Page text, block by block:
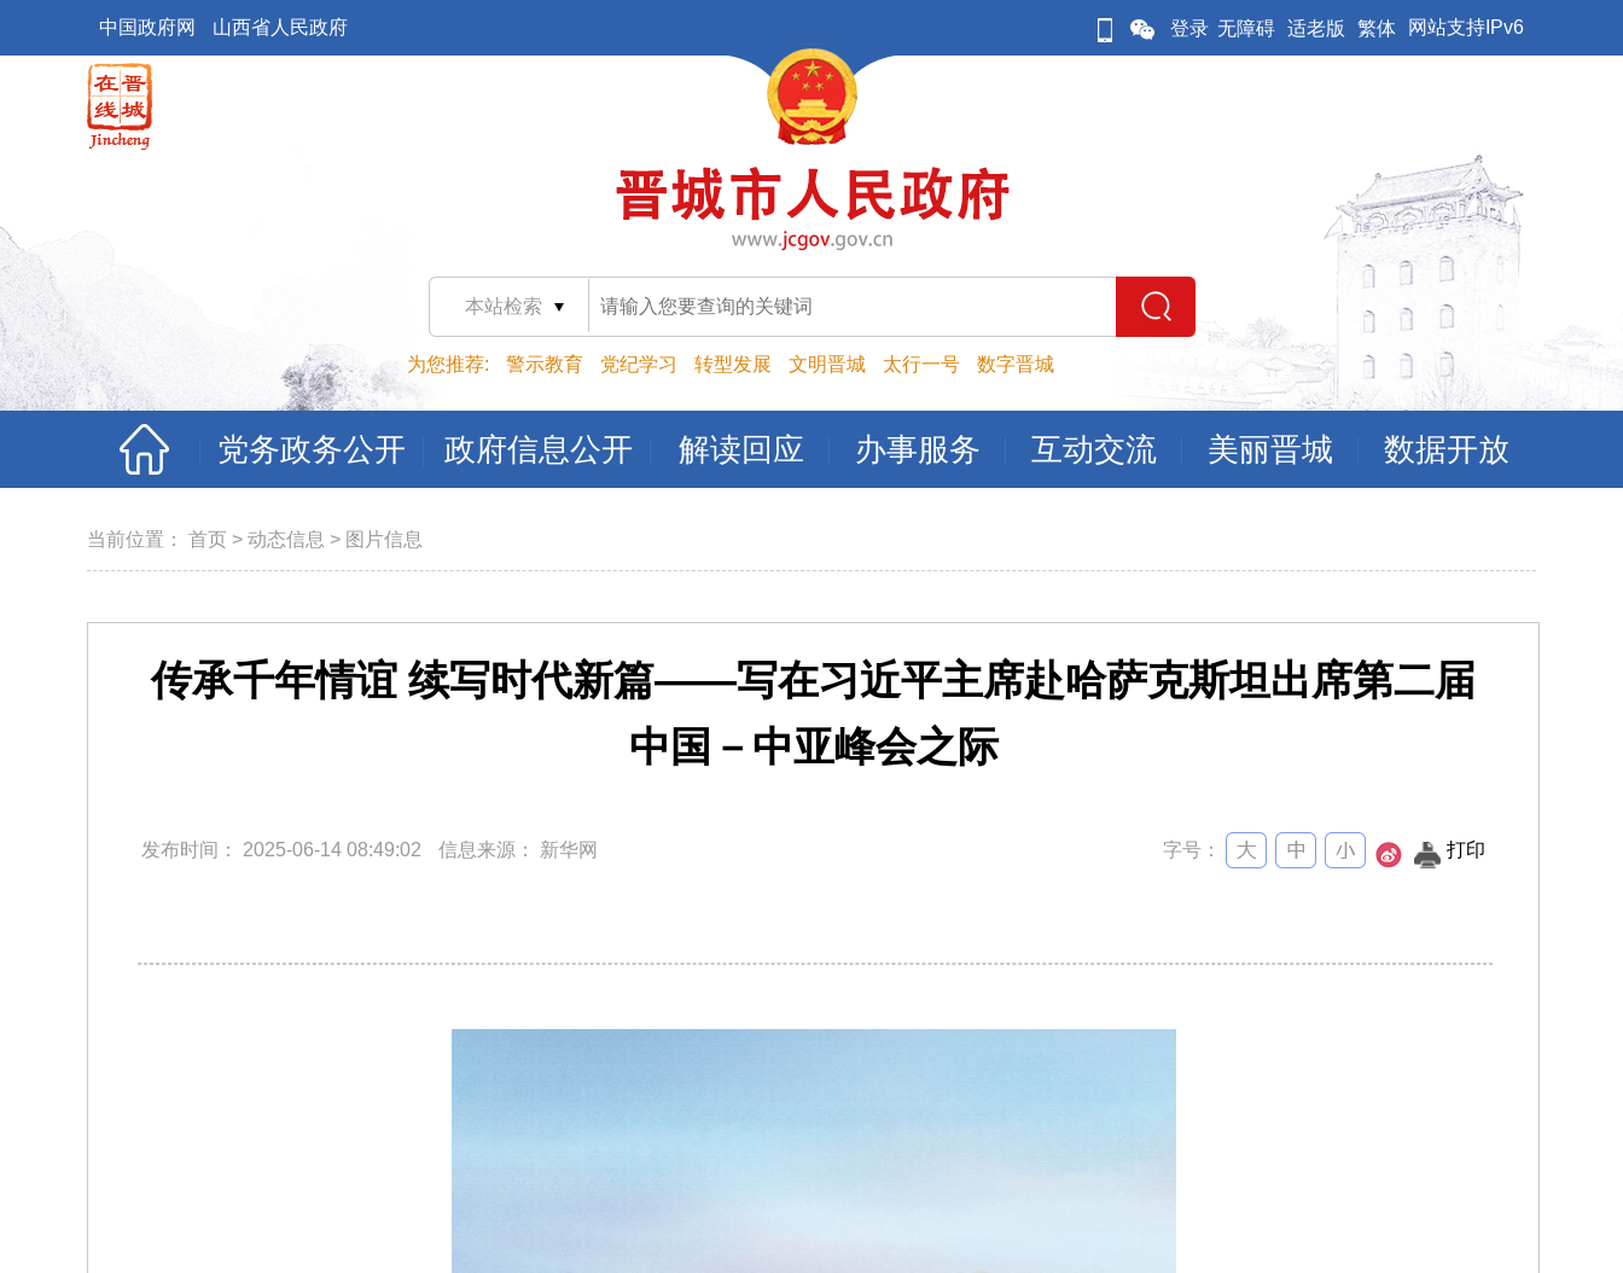
中国政府网 山西省人民政府 登录 无障碍 适老版 繁体 网站支持IPv6
本站检索
为您推荐: 警示教育 党纪学习 转型发展 文明晋城 太行一号 数字晋城
党务政务公开 政府信息公开 解读回应 办事服务 互动交流 美丽晋城 数据开放
当前位置： 首页 > 动态信息 > 图片信息
传承千年情谊 续写时代新篇——写在习近平主席赴哈萨克斯坦出席第二届
中国－中亚峰会之际
发布时间： 2025-06-14 08:49:02 信息来源： 新华网 字号： 打印